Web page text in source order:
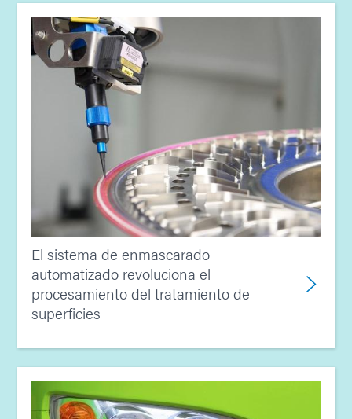
El sistema de enmascarado
automatizado revoluciona el
procesamiento del tratamiento de
superficies